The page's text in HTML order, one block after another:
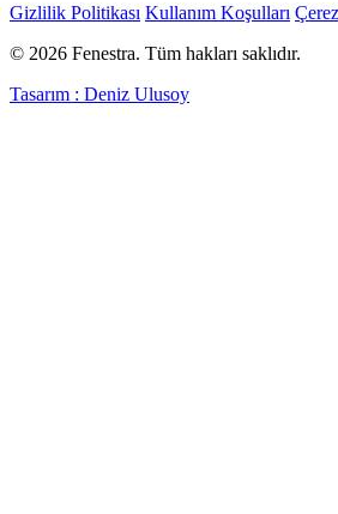
Gizlilik Politikası Kullanım Koşulları
© 2026 Fenestra. Tüm hakları saklıdır.
Tasarım : Deniz Ulusoy